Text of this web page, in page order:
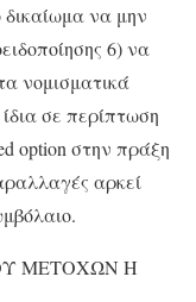
δικαίωμα να μην
6) να
νομισματικά
σε περίπτωση
option στην πράξη
αρκεί
ΜΕΤΟΧΩΝ Η